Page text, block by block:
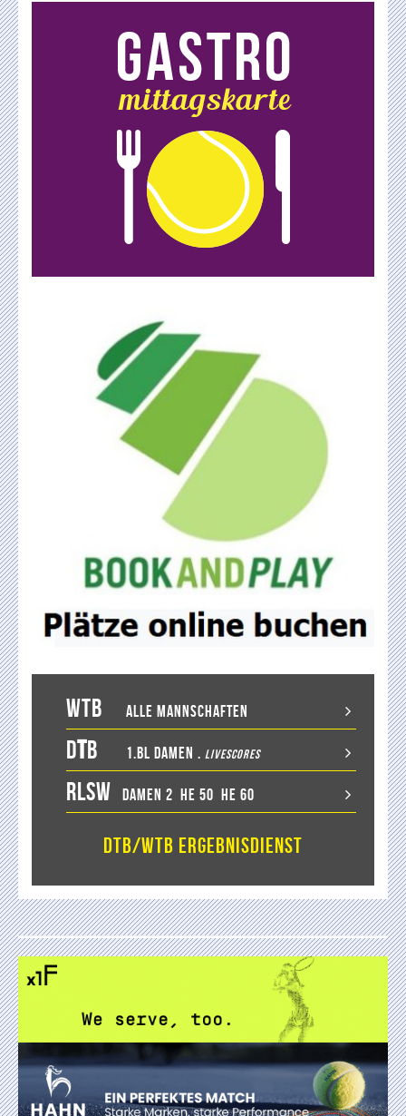
WTB Alle Mannschaften
DTB 1.BL Damen . LiveScores
RLSW Damen 2 He 50 He 60
DTB/WTB Ergebnisdienst